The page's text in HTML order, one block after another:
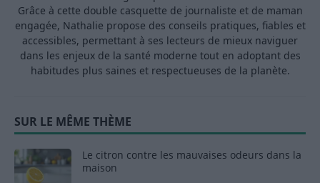
Grâce à cette double casquette de journaliste et de maman
engagée, Nathalie propose des conseils pratiques, fiables et
accessibles, permettant à ses lecteurs de mieux naviguer
dans les enjeux de la santé moderne tout en adoptant des
habitudes plus saines et respectueuses de la planète.
SUR LE MÊME THÈME
Le citron contre les mauvaises odeurs dans la
maison